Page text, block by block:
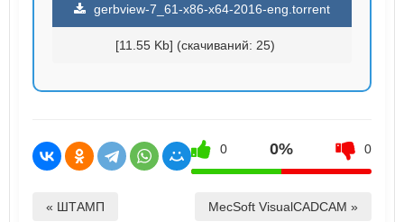
gerbview-7_61-x86-x64-2016-eng.torrent
[11.55 Kb] (cкачиваний: 25)
0 0% 0
« ШТАМП MecSoft VisualCADCAM »